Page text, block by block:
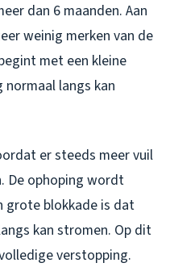
dan 6 maanden. Aan
weinig merken van de
met een kleine
langs kan
er steeds meer vuil
De ophoping wordt
blokkade is dat
kan stromen. Op dit
verstopping.